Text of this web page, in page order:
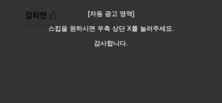
[자동 광고 영역]
스킵을 원하시면 우측 상단 X를 눌러주세요.
감사합니다.